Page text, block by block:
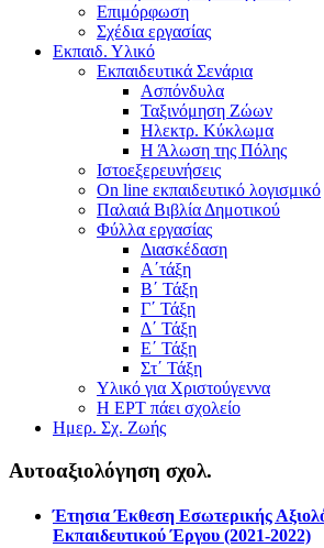
Επιμόρφωση
Σχέδια εργασίας
Εκπαιδ. Υλικό
Εκπαιδευτικά Σενάρια
Ασπόνδυλα
Ταξινόμηση Ζώων
Ηλεκτρ. Κύκλωμα
Η Άλωση της Πόλης
Ιστοεξερευνήσεις
On line εκπαιδευτικό λογισμικό
Παλαιά Βιβλία Δημοτικού
Φύλλα εργασίας
Διασκέδαση
Α΄τάξη
Β΄ Τάξη
Γ΄ Τάξη
Δ΄ Τάξη
Ε΄ Τάξη
Στ΄ Τάξη
Υλικό για Χριστούγεννα
Η ΕΡΤ πάει σχολείο
Ημερ. Σχ. Ζωής
Αυτοαξιολόγηση σχολ.
Έτησια Έκθεση Εσωτερικής
Εκπαιδευτικού Έργου (2021-2022)